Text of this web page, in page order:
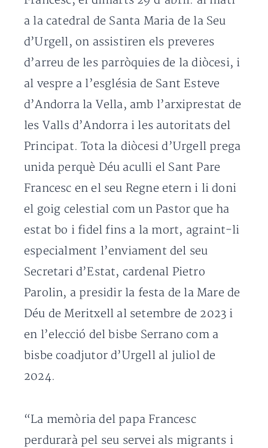
a la catedral de Santa Maria de la Seu
d’Urgell, on assistiren els preveres
d’arreu de les parròquies de la diòcesi, i
al vespre a l’església de Sant Esteve
d’Andorra la Vella, amb l’arxiprestat de
les Valls d’Andorra i les autoritats del
Principat. Tota la diòcesi d’Urgell prega
unida perquè Déu aculli el Sant Pare
Francesc en el seu Regne etern i li doni
el goig celestial com un Pastor que ha
estat bo i fidel fins a la mort, agraint-li
especialment l’enviament del seu
Secretari d’Estat, cardenal Pietro
Parolin, a presidir la festa de la Mare de
Déu de Meritxell al setembre de 2023 i
en l’elecció del bisbe Serrano com a
bisbe coadjutor d’Urgell al juliol de
2024.
“La memòria del papa Francesc
perdurarà pel seu servei als migrants i